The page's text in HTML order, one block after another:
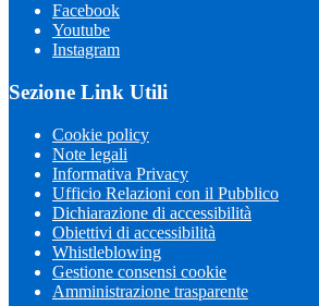
Facebook
Youtube
Instagram
Sezione Link Utili
Cookie policy
Note legali
Informativa Privacy
Ufficio Relazioni con il Pubblico
Dichiarazione di accessibilità
Obiettivi di accessibilità
Whistleblowing
Gestione consensi cookie
Amministrazione trasparente